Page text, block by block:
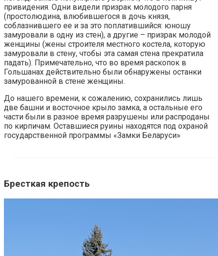
привидения. Одни видели призрак молодого парня
(простолюдина, влюбившегося в дочь князя,
соблазнившего ее и за это поплатившийся: юношу
замуровали в одну из стен), а другие – призрак молодой
женщины (жены строителя местного костела, которую
замуровали в стену, чтобы эта самая стена прекратила
падать). Примечательно, что во время раскопок в
Гольшанах действительно были обнаружены останки
замурованной в стене женщины.
До нашего времени, к сожалению, сохранились лишь
две башни и восточное крыло замка, а остальные его
части были в разное время разрушены или распроданы
по кирпичам. Оставшиеся руины находятся под охраной
государственной программы «Замки Беларуси»
Бресткая крепость